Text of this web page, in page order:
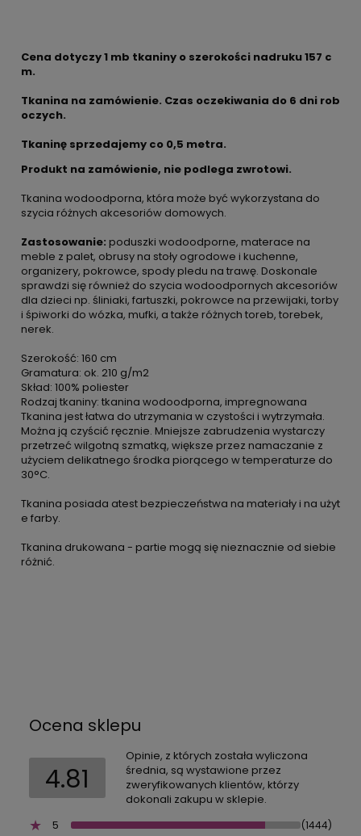
Cena dotyczy 1 mb tkaniny o szerokości nadruku 157 c
m.
Tkanina na zamówienie. Czas oczekiwania do 6 dni rob
oczych.
Tkaninę sprzedajemy co 0,5 metra.
Produkt na zamówienie, nie podlega zwrotowi.
Tkanina wodoodporna, która może być wykorzystana do
szycia różnych akcesoriów domowych.
Zastosowanie: poduszki wodoodporne, materace na
meble z palet, obrusy na stoły ogrodowe i kuchenne,
organizery, pokrowce, spody pledu na trawę. Doskonale
sprawdzi się również do szycia wodoodpornych akcesoriów
dla dzieci np. śliniaki, fartuszki, pokrowce na przewijaki, torby
i śpiworki do wózka, mufki, a także różnych toreb, torebek,
nerek.
Szerokość: 160 cm
Gramatura: ok. 210 g/m2
Skład: 100% poliester
Rodzaj tkaniny: tkanina wodoodporna, impregnowana
Tkanina jest łatwa do utrzymania w czystości i wytrzymała.
Można ją czyścić ręcznie. Mniejsze zabrudzenia wystarczy
przetrzeć wilgotną szmatką, większe przez namaczanie z
użyciem delikatnego środka piorącego w temperaturze do
30°C.
Tkanina posiada atest bezpieczeństwa na materiały i na użyt
e farby.
Tkanina drukowana - partie mogą się nieznacznie od siebie
różnić.
Ocena sklepu
4.81
Opinie, z których została wyliczona
średnia, są wystawione przez
zweryfikowanych klientów, którzy
dokonali zakupu w sklepie.
5
(1444)